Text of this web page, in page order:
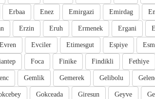
Emirdag
Emirgazi
Enez
Erbaa
Ergani
Ermenek
Eruh
Erzin
Espiye
Etimesgut
Evciler
Evren
Fethiye
Findikli
Finike
Foca
Gelibolu
Gemerek
Gemlik
Geyve
Giresun
Gokceada